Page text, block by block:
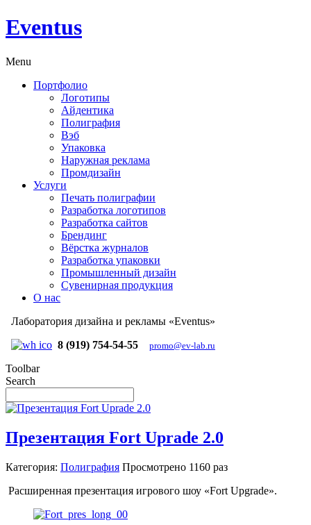
Eventus
Menu
Портфолио
Логотипы
Айдентика
Полиграфия
Вэб
Упаковка
Наружная реклама
Промдизайн
Услуги
Печать полиграфии
Разработка логотипов
Разработка сайтов
Брендинг
Вёрстка журналов
Разработка упаковки
Промышленный дизайн
Сувенирная продукция
О нас
Лаборатория дизайна и рекламы «Eventus»
8 (919) 754-54-55
promo@ev-lab.ru
Toolbar
Search
Презентация Fort Uprade 2.0
Категория: Полиграфия Просмотрено 1160 раз
Расширенная презентация игрового шоу «Fort Upgrade».